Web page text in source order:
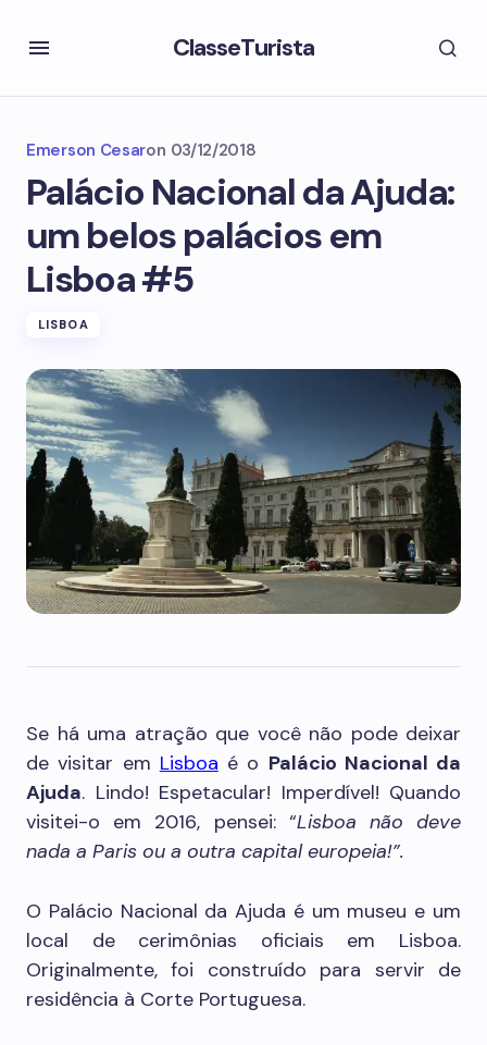
ClasseTurista
Emerson Cesaron 03/12/2018
Palácio Nacional da Ajuda:
um belos palácios em
Lisboa #5
LISBOA
Se há uma atração que você não pode deixar
de visitar em Lisboa é o Palácio Nacional da
Ajuda. Lindo! Espetacular! Imperdível! Quando
visitei-o em 2016, pensei: “Lisboa não deve
nada a Paris ou a outra capital europeia!”.
O Palácio Nacional da Ajuda é um museu e um
local de cerimônias oficiais em Lisboa.
Originalmente, foi construído para servir de
residência à Corte Portuguesa.